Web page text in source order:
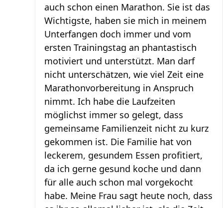
auch schon einen Marathon. Sie ist das
Wichtigste, haben sie mich in meinem
Unterfangen doch immer und vom
ersten Trainingstag an phantastisch
motiviert und unterstützt. Man darf
nicht unterschätzen, wie viel Zeit eine
Marathonvorbereitung in Anspruch
nimmt. Ich habe die Laufzeiten
möglichst immer so gelegt, dass
gemeinsame Familienzeit nicht zu kurz
gekommen ist. Die Familie hat von
leckerem, gesundem Essen profitiert,
da ich gerne gesund koche und dann
für alle auch schon mal vorgekocht
habe. Meine Frau sagt heute noch, dass